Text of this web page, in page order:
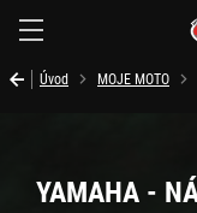
Úvod MOJE MOTO
YAMAHA -